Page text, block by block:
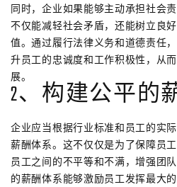
同时，企业如果能够主动承担社会
不仅能减轻社会矛盾，还能树立良
值。通过履行法律义务和道德责任
升员工的忠诚度和工作积极性，从
展。
2、构建公平的
企业应当根据行业标准和员工的实
薪酬体系。这不仅仅是为了保障员
员工之间的不平等和不满，增强团
的薪酬体系能够激励员工发挥最大